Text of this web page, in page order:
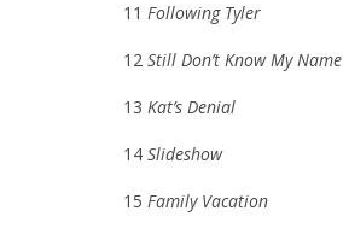
11 Following Tyler
12 Still Don’t Know My Name
13 Kat’s Denial
14 Slideshow
15 Family Vacation